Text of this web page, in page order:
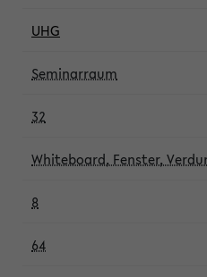
UHG
Seminarraum
32
Whiteboard, Fenster,
8
64